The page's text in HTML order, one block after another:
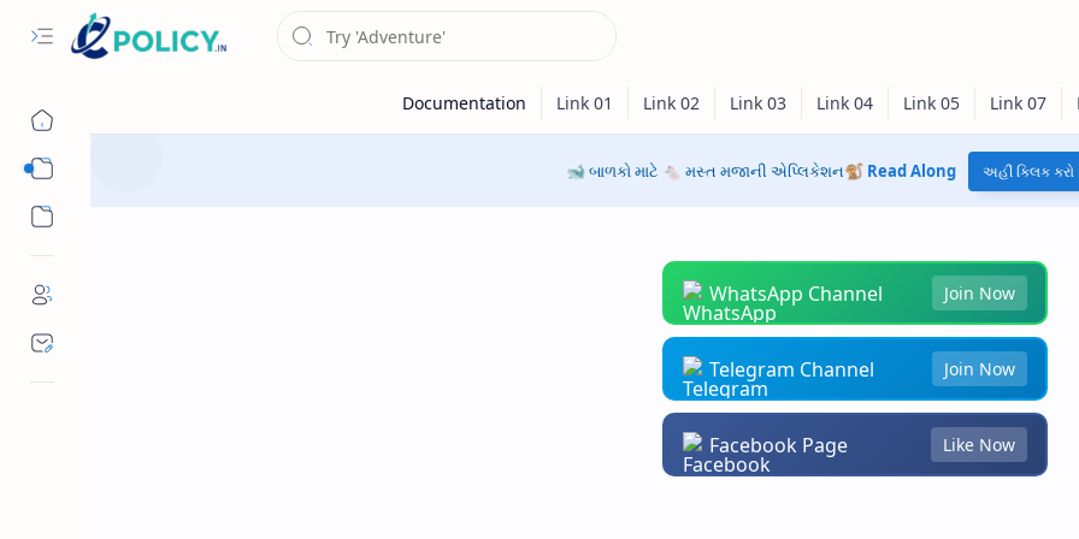
🐋 બાળકો માટે 🐁 મસ્ત મજાની એપ્લિકેશન🐒 Read Along અહીં ક્લિક
WhatsApp Channel Join Now
Telegram Channel Join Now
Facebook Page Like Now